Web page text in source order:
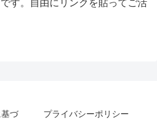
す。自由にリンクを貼ってご活
づ
プライバシーポリシー